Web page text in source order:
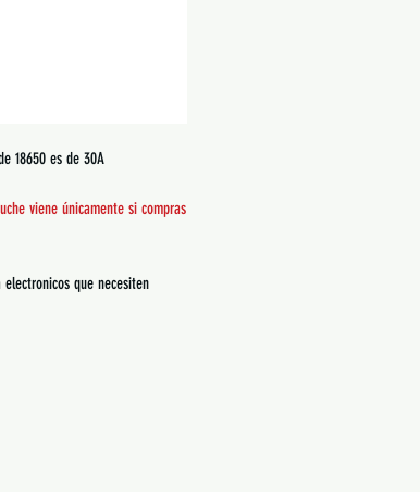
18650 es de 30A
viene únicamente si compras
que necesiten